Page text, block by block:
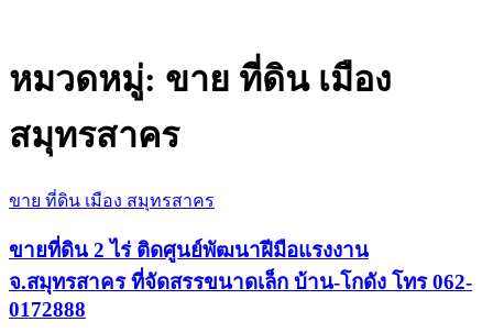
หมวดหมู่: ขาย ที่ดิน เมือง
สมุทรสาคร
ขาย ที่ดิน เมือง สมุทรสาคร
ขายที่ดิน 2 ไร่ ติดศูนย์พัฒนาฝีมือแรงงาน
จ.สมุทรสาคร ที่จัดสรรขนาดเล็ก บ้าน-โกดัง โทร 062-
0172888